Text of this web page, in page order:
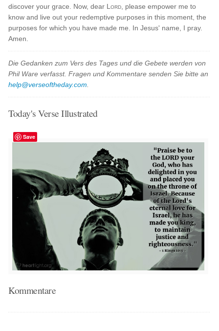
discover your grace. Now, dear Lord , please empower me to
know and live out your redemptive purposes in this moment, the
purposes for which you have made me. In Jesus' name, I pray.
Amen.
Die Gedanken zum Vers des Tages und die Gebete werden von
Phil Ware verfasst. Fragen und Kommentare senden Sie bitte an
help@verseoftheday.com
Today's Verse Illustrated
Save
Kommentare